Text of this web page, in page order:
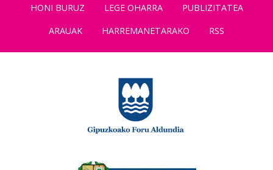
HONI BURUZ LEGE OHARRA
PUBLIZITATEA
ARAUAK
HARREMANETARAKO RSS